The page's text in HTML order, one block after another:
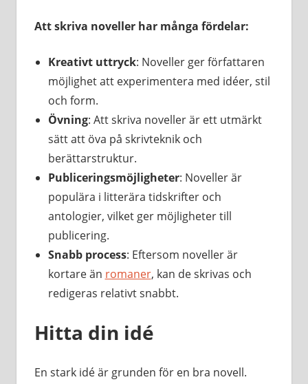
Att skriva noveller har många fördelar:
Kreativt uttryck: Noveller ger författaren
möjlighet att experimentera med idéer, stil
och form.
Övning: Att skriva noveller är ett utmärkt
sätt att öva på skrivteknik och
berättarstruktur.
Publiceringsmöjligheter: Noveller är
populära i litterära tidskrifter och
antologier, vilket ger möjligheter till
publicering.
Snabb process: Eftersom noveller är
kortare än romaner, kan de skrivas och
redigeras relativt snabbt.
Hitta din idé
En stark idé är grunden för en bra novell.